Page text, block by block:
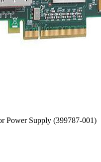
Power Supply (399787-001)